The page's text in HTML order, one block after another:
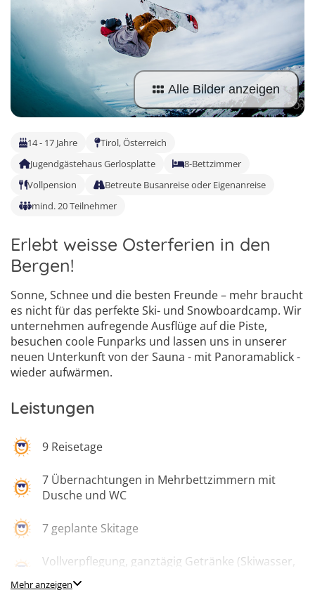
Tanzcamps
Snowboard-Lager
Tessin
Wallis
Zürich
Englisch Sprachferien USA
Englisch Sprachferien Malta
Italienisch Sprachferien Italien
Sprachferien in Österreich
Portugal
Österreich
Holland
Alle Bilder anzeigen
14 - 17 Jahre
Tirol, Österreich
Jugendgästehaus Gerlosplatte
8-Bettzimmer
Vollpension
Betreute Busanreise oder Eigenanreise
mind. 20 Teilnehmer
Erlebt weisse Osterferien in den
Bergen!
Sonne, Schnee und die besten Freunde – mehr braucht
es nicht für das perfekte Ski- und Snowboardcamp. Wir
unternehmen aufregende Ausflüge auf die Piste,
besuchen coole Funparks und lassen uns in unserer
neuen Unterkunft von der Sauna - mit Panoramablick -
wieder aufwärmen.
Leistungen
9 Reisetage
7 Übernachtungen in Mehrbettzimmern mit
Dusche und WC
7 geplante Skitage
Vollverpflegung, ganztägig Getränke (Skiwasser,
Mehr anzeigen